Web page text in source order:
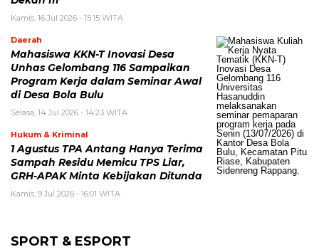
Kamis, 16 Jul 2026 - 15:15 WITA
Daerah
Mahasiswa KKN-T Inovasi Desa
Unhas Gelombang 116 Sampaikan
Program Kerja dalam Seminar Awal
di Desa Bola Bulu
Selasa, 14 Jul 2026 - 14:23 WITA
Hukum & Kriminal
1 Agustus TPA Antang Hanya Terima
Sampah Residu Memicu TPS Liar,
GRH-APAK Minta Kebijakan Ditunda
Kamis, 9 Jul 2026 - 16:01 WITA
SPORT & ESPORT